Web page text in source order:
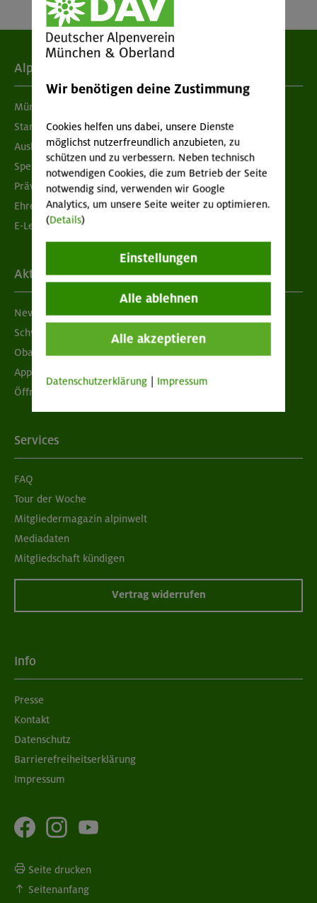
Alpenverein
München & Oberland
Standorte
Ausbildung & Jobs
Spenden
Prävention sexualisierter Gewalt
Ehrenamtsbörse
E-Learning
Aktuelles
Newsletter
Schwarzes Brett
Obacht geben!
App "Mein DAV+"
Öffnungszeiten
Services
FAQ
Tour der Woche
Mitgliedermagazin alpinwelt
Mediadaten
Mitgliedschaft kündigen
Vertrag widerrufen
Info
Presse
Kontakt
Datenschutz
Barrierefreiheitserklärung
Impressum
Seite drucken
Seitenanfang
Wir benötigen deine Zustimmung
Cookies helfen uns dabei, unsere Dienste
möglichst nutzerfreundlich anzubieten, zu
schützen und zu verbessern. Neben technisch
notwendigen Cookies, die zum Betrieb der Seite
notwendig sind, verwenden wir Google
Analytics, um unsere Seite weiter zu optimieren.
(Details)
Einstellungen
Alle ablehnen
Alle akzeptieren
Datenschutzerklärung Impressum